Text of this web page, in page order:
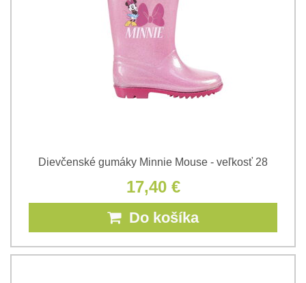
Dievčenské gumáky Minnie Mouse - veľkosť 28
17,40 €
Do košíka